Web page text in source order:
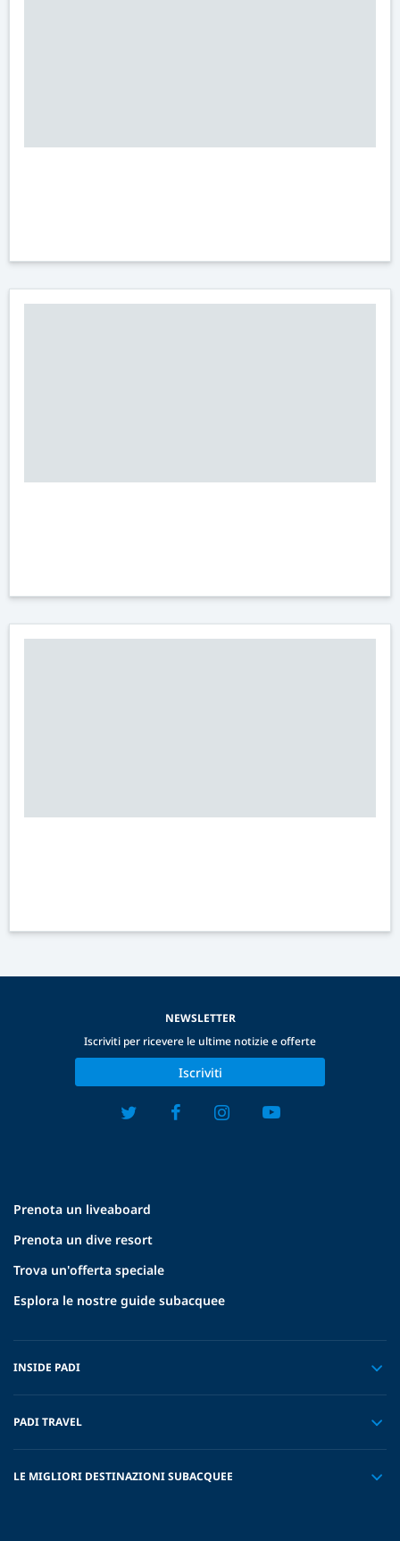
Prenota un liveaboard
Prenota un dive resort
Trova un'offerta speciale
Esplora le nostre guide subacquee
INSIDE PADI
PADI TRAVEL
LE MIGLIORI DESTINAZIONI SUBACQUEE
NEWSLETTER
Iscriviti per ricevere le ultime notizie e offerte
Iscriviti